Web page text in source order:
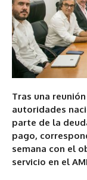
Tras una
autoridades
parte de la
pago,
semana con el
servicio en el